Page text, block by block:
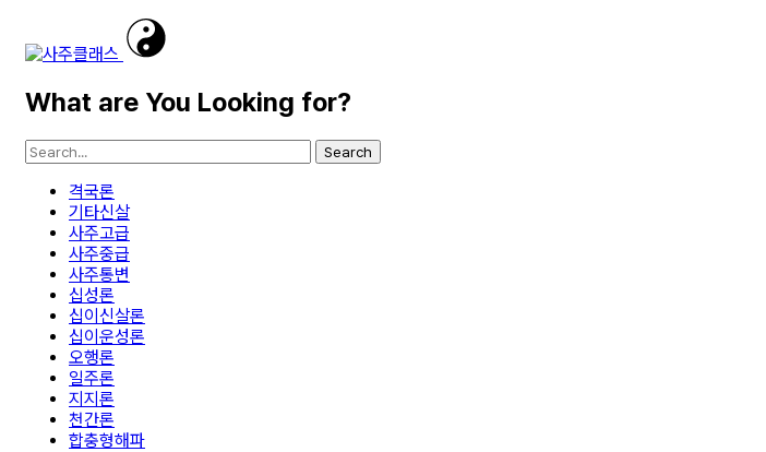
What are You Looking for?
Search
격국론
기타신살
사주고급
사주중급
사주통변
십성론
십이신살론
십이운성론
오행론
일주론
지지론
천간론
합충형해파